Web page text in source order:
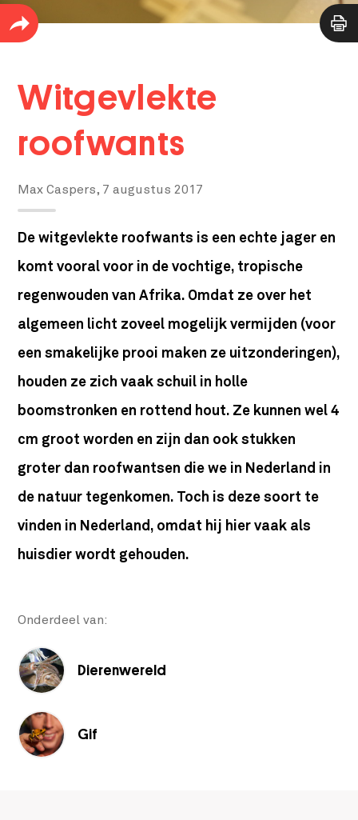
Witgevlekte
roofwants
Max Caspers, 7 augustus 2017
De witgevlekte roofwants is een echte jager en
komt vooral voor in de vochtige, tropische
regenwouden van Afrika. Omdat ze over het
algemeen licht zoveel mogelijk vermijden (voor
een smakelijke prooi maken ze uitzonderingen),
houden ze zich vaak schuil in holle
boomstronken en rottend hout. Ze kunnen wel 4
cm groot worden en zijn dan ook stukken
groter dan roofwantsen die we in Nederland in
de natuur tegenkomen. Toch is deze soort te
vinden in Nederland, omdat hij hier vaak als
huisdier wordt gehouden.
Onderdeel van:
Dierenwereld
Gif